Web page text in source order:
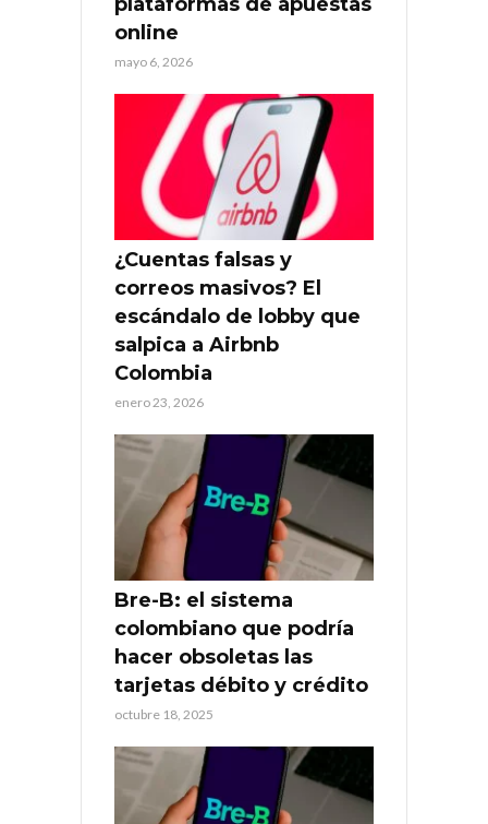
plataformas de apuestas
online
mayo 6, 2026
¿Cuentas falsas y
correos masivos? El
escándalo de lobby que
salpica a Airbnb
Colombia
enero 23, 2026
Bre-B: el sistema
colombiano que podría
hacer obsoletas las
tarjetas débito y crédito
octubre 18, 2025